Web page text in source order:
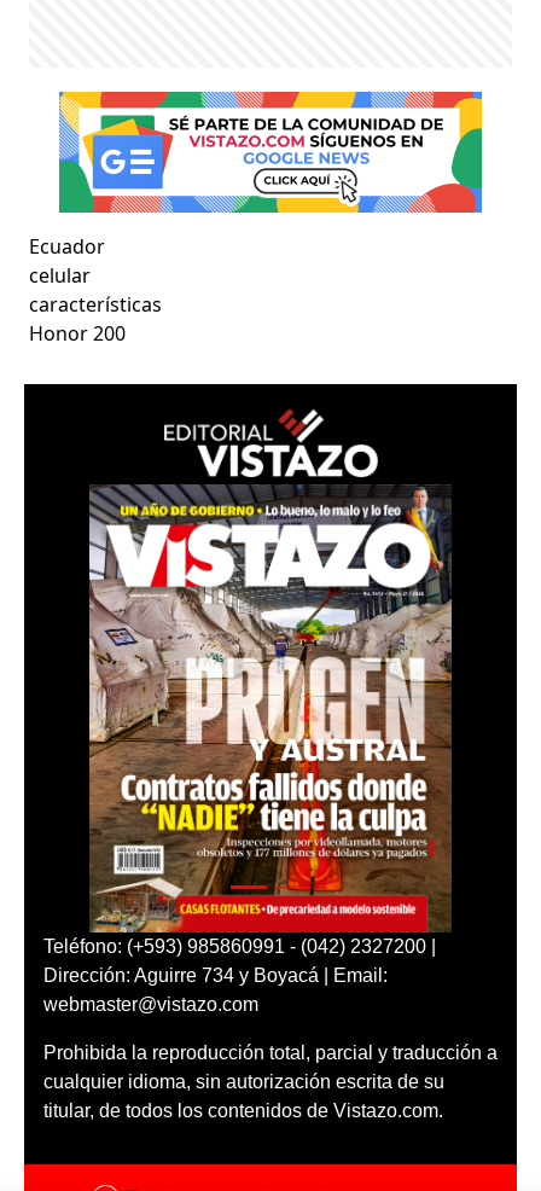
Ecuador
celular
características
Honor 200
Teléfono: (+593) 985860991 - (042) 2327200 |
Dirección: Aguirre 734 y Boyacá | Email:
webmaster@vistazo.com
Prohibida la reproducción total, parcial y traducción a
cualquier idioma, sin autorización escrita de su
titular, de todos los contenidos de Vistazo.com.